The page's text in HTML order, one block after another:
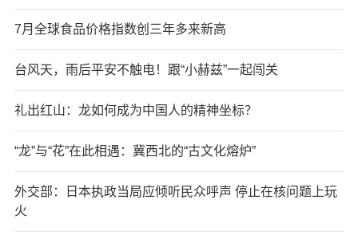
7月全球食品价格指数创三年多来新高
台风天，雨后平安不触电！跟“小赫兹”一起闯关
礼出红山：龙如何成为中国人的精神坐标？
“龙”与“花”在此相遇：冀西北的“古文化熔炉”
外交部：日本执政当局应倾听民众呼声 停止在核问题上玩
火